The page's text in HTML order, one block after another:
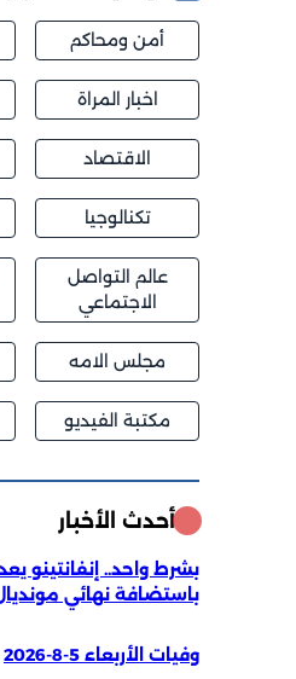
أمن ومحاكم
اخبار المراة
الاقتصاد
تكنالوجيا
عالم التواصل
الاجتماعي
مجلس الامه
مكتبة الفيديو
أحدث الأخبار
بشرط واحد.. إنفانتينو
باستضافة نهائي مونديال
وفيات الأربعاء 5-8-2026